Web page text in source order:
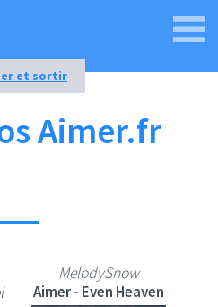
et sortir
Aimer.fr
MelodySnow
Aimer - Even Heaven